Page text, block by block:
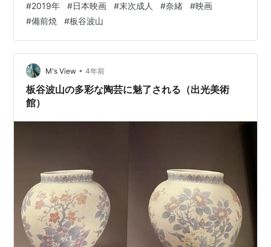
なものもあっていつまで見ていても飽きなかった 轆轤
（ろくろ）師を使い、絵付けを追求した波山の陶芸と、
土を焼く風合いの微妙な変化が味わい深い備前焼は大き
く異なるけれど、波山をモデルにしているのかと思わせ
るほどにストイックな陶芸家が登場する本作を鑑賞 岡山
芸術文化賞功労賞に輝…
#2019年 #日本映画 #末次成人 #奈緒 #映画
#備前焼 #板谷波山
M's View • 4年前
板谷波山の多彩な陶芸に魅了される（出光美術
館）